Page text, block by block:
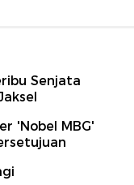
Senjata
'Nobel MBG'